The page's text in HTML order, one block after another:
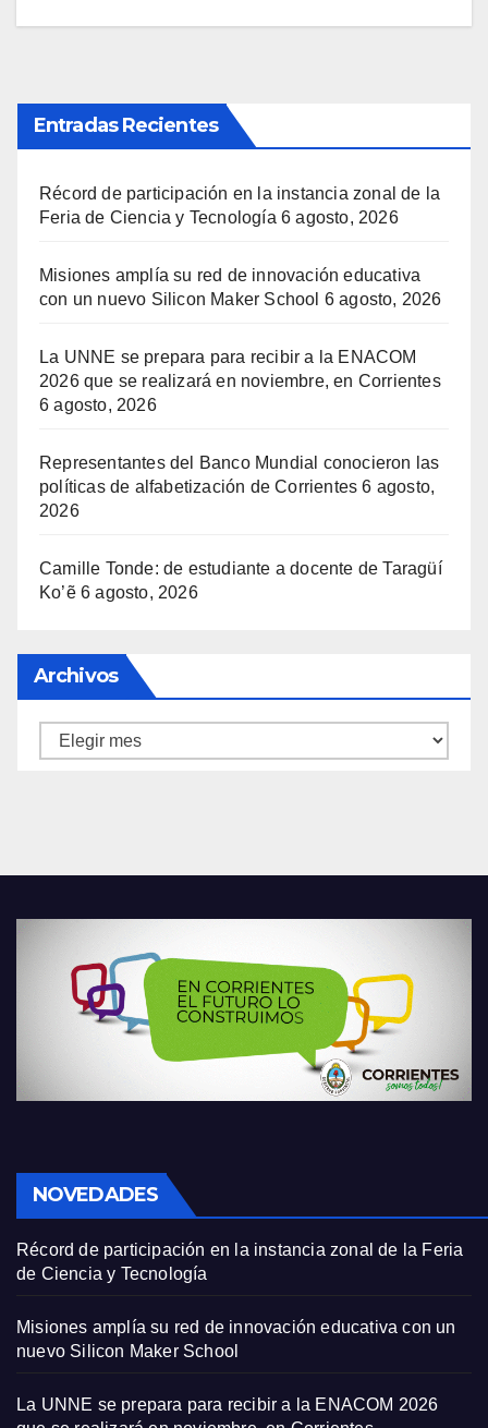
Entradas Recientes
Récord de participación en la instancia zonal de la
Feria de Ciencia y Tecnología 6 agosto, 2026
Misiones amplía su red de innovación educativa
con un nuevo Silicon Maker School 6 agosto, 2026
La UNNE se prepara para recibir a la ENACOM
2026 que se realizará en noviembre, en Corrientes
6 agosto, 2026
Representantes del Banco Mundial conocieron las
políticas de alfabetización de Corrientes 6 agosto,
2026
Camille Tonde: de estudiante a docente de Taragüí
Ko’ẽ 6 agosto, 2026
Archivos
Archivos
NOVEDADES
Récord de participación en la instancia zonal de la Feria
de Ciencia y Tecnología
Misiones amplía su red de innovación educativa con un
nuevo Silicon Maker School
La UNNE se prepara para recibir a la ENACOM 2026